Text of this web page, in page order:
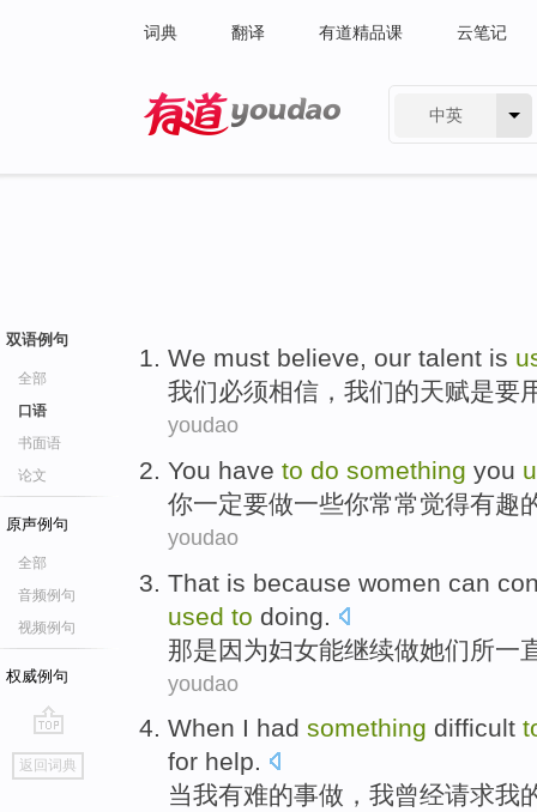
词典 翻译 有道精品课 云笔记
中英
双语例句
全部
口语
书面语
论文
原声例句
全部
音频例句
视频例句
权威例句
go
top
返回词典
We must believe, our talent is
我们必须相信 ， 我们的天赋是要
youdao
You have to do something you
你一定要做一些你常常觉得有趣
youdao
That is because women can
used to doing
那是因为妇女能继续做她们所一
youdao
When I had something difficult
for help.
当我有难的事做 ，我曾经请求我